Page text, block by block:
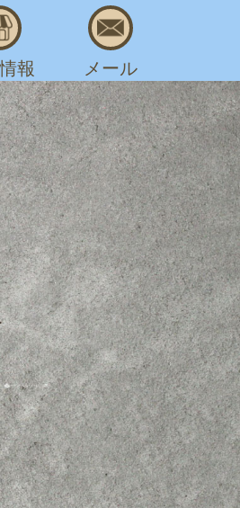
報 メール
補強
しにくいですね。 厚物